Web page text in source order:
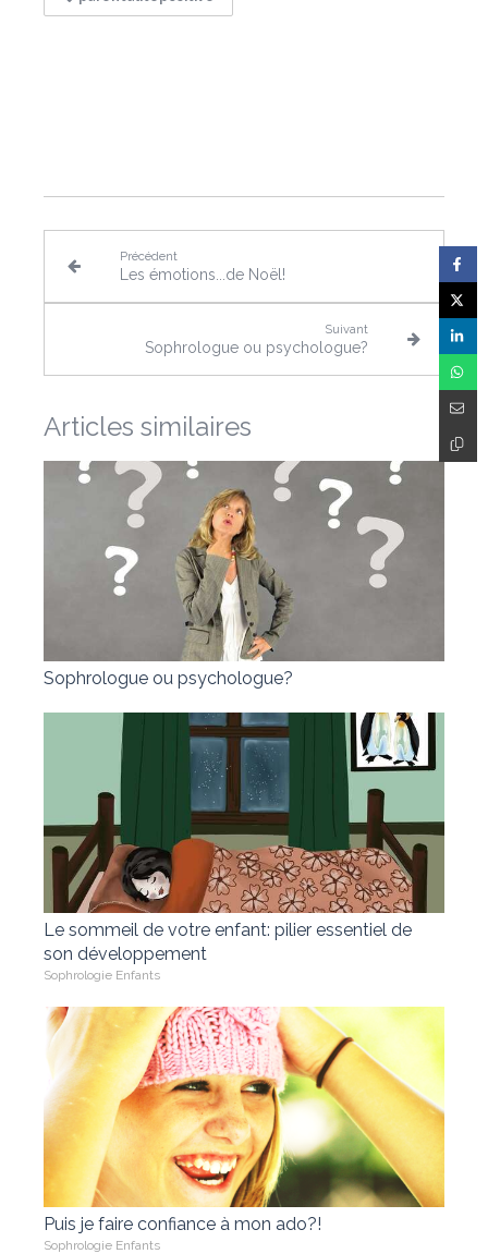
Précédent
Les émotions...de Noël!
Suivant
Sophrologue ou psychologue?
Articles similaires
Sophrologue ou psychologue?
Le sommeil de votre enfant: pilier essentiel de
son développement
Sophrologie Enfants
Puis je faire confiance à mon ado?!
Sophrologie Enfants